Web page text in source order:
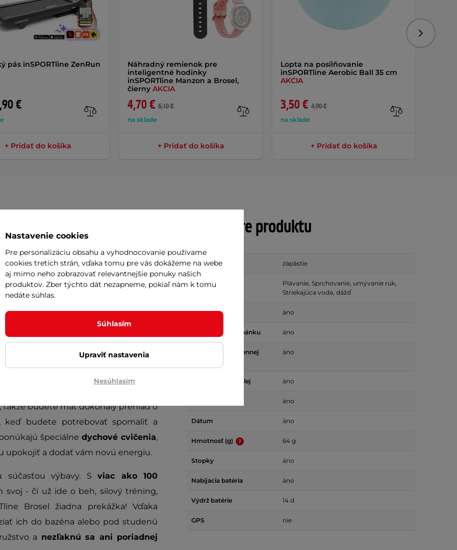
pás inSPORTline ZenRun
€
+ Pridať do košíka
Náhradný remienok pre
inteligentné hodinky
inSPORTline Manzon a Brosel,
čierny AKCIA
4,70 € 6,10 €
na sklade
+ Pridať do košíka
Lopta na posilňovanie
inSPORTline Aerobic Ball 35 cm
AKCIA
3,50 € 4,90 €
na sklade
+ Pridať do košíka
najlepší spoločník -smart hodinky
môžu byť nielen praktické, ale aj
elegantnému dizajnu vyzerajú na
športového tréningu aj večerného
športové hodinky, ale o doplnok,
displej
, na ktorý sa budete chcieť
zobrazuje
všetky potrebné
po srdcovú frekvenciu. Hodinky
, takže budete mať dokonalý prehľad o
keď budete potrebovať spomaliť a
špeciálne dychové cvičenia,
upokojiť a dodať vám novú energiu.
súčasťou výbavy. Sviac ako 100
svoj - či už ide o beh, silový tréning,
Brosel žiadna prekážka! Vďaka
ich do bazéna alebo pod studenú
a nezľaknú sa ani poriadnej
Parametre produktu
Typ snímania zápästie
Vhodné pre
Plávanie, Sprchovanie, umývanie rúk,
Striekajúca voda, dážď
Kalórie áno
Monitorovanie spánku áno
Monitorovanie dennej
áno
Podsvietený displej áno
áno
Dátum áno
Hmotnosť (g) 64 g
Stopky áno
Nabíjacia batéria áno
Výdrž batérie 14 d
GPS nie
Nastavenie cookies
Pre personalizáciu obsahu a vyhodnocovanie používame
cookies tretích strán, vďaka tomu pre vás dokážeme na webe
aj mimo neho zobrazovať relevantnejšie ponuky našich
produktov. Zber týchto dát nezapneme, pokiaľ nám k tomu
nedáte súhlas.
Súhlasím
Upraviť nastavenia
Nesúhlasím